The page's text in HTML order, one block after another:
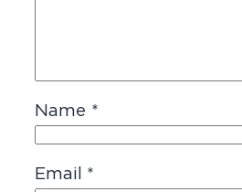
Name *
Email *